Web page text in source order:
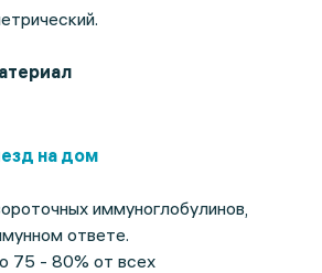
на дом
иммуноглобулинов,
ответе.
75 - 80% от всех